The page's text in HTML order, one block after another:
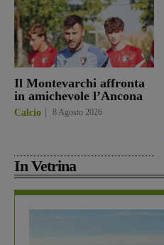
Il Montevarchi affronta
in amichevole l’Ancona
Calcio 8 Agosto 2026
In Vetrina